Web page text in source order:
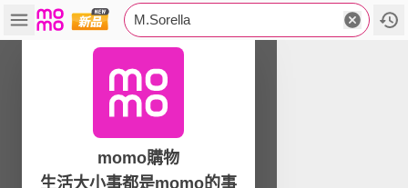
M.Sorella
momo購物
生活大小事都是momo的事